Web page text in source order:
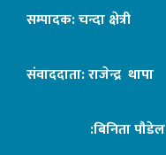
सम्पादक: चन्दा क्षेत्री
संवाददाता: राजेन्द्र थापा
:बिनिता पौडेल